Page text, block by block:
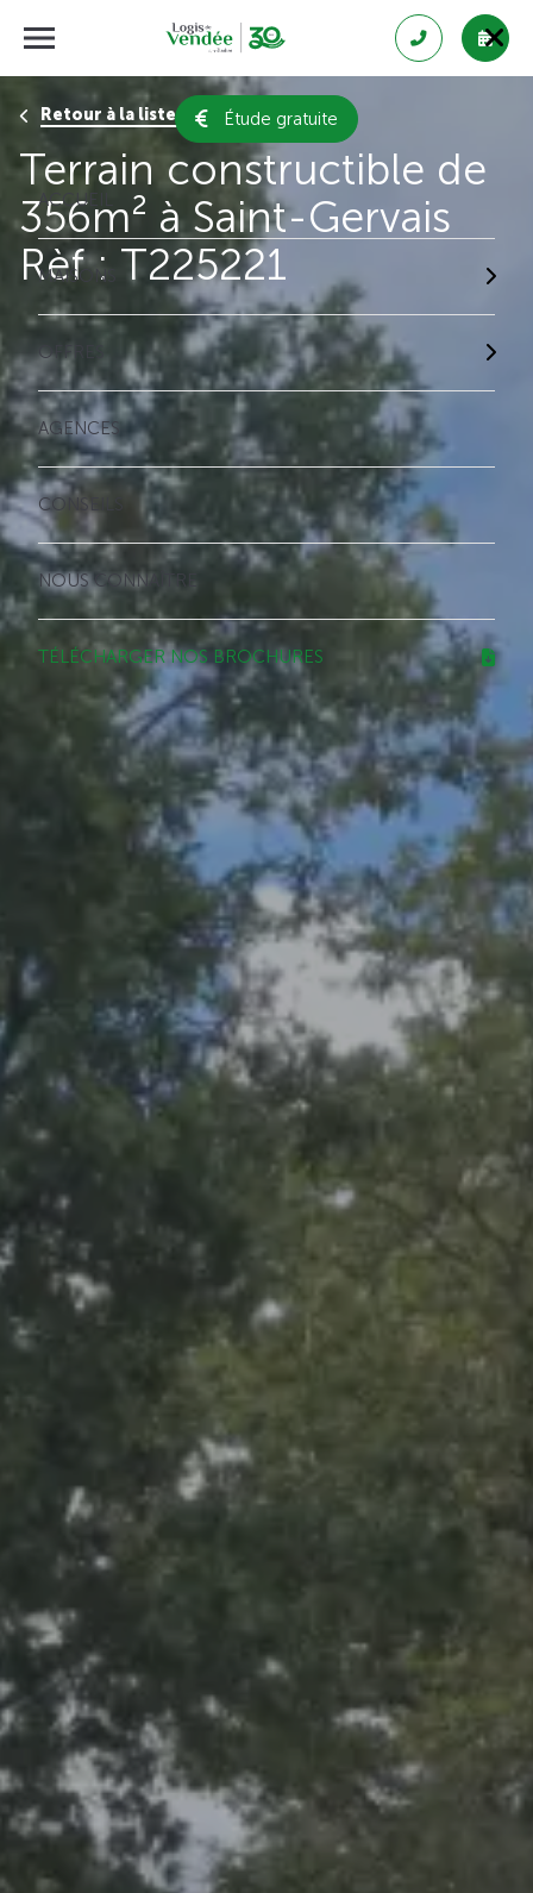
Étude gratuite
ACCUEIL
MAISONS
OFFRES
AGENCES
CONSEILS
NOUS CONNAÎTRE
TÉLÉCHARGER NOS BROCHURES
Retour à la liste des résultats
Terrain constructible de
356m² à Saint-Gervais
Rèf : T225221